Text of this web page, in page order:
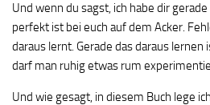
Und wenn du sagst, ich habe dir
perfekt ist bei euch auf dem Acker.
daraus lernt. Gerade das daraus lernen
darf man ruhig etwas rum
Und wie gesagt, in diesem Buch lege